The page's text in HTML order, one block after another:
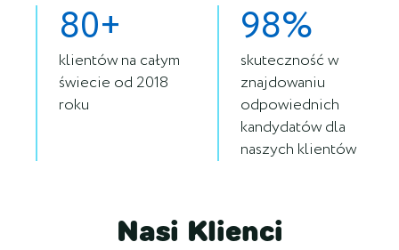
80+
klientów na całym
świecie od 2018
roku
98%
skuteczność w
znajdowaniu
odpowiednich
kandydatów dla
naszych klientów
Nasi Klienci